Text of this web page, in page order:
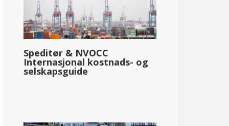
Speditør & NVOCC
Internasjonal kostnads- og
selskapsguide